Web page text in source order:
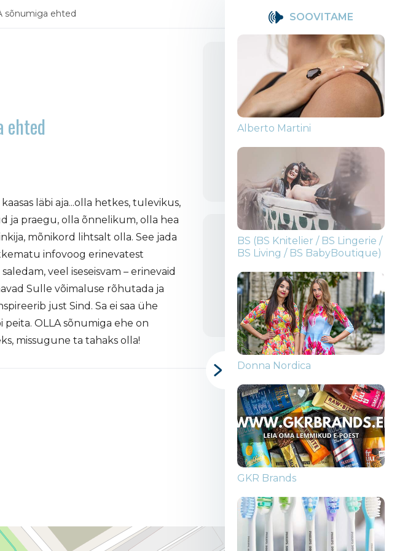
sõnumiga ehted
ehted
läbi aja...olla hetkes, tulevikus,
ja praegu, olla õnnelikum, olla hea
mõnikord lihtsalt olla. See jada
infovoog erinevatest
veel iseseisvam – erinevaid
Sulle võimaluse rõhutada ja
just Sind. Sa ei saa ühe
OLLA sõnumiga ehe on
missugune ta tahaks olla!
KÜLASTUSI
11 056
PAKKUMISI
1
Jaga
+372 5344 4152
imbi@olla.ee
olla.ee/
Aleksandri 37A, Tartu
SOOVITAME
Alberto Martini
BS (BS Knitelier / BS Lingerie /
BS Living / BS BabyBoutique)
Donna Nordica
GKR Brands